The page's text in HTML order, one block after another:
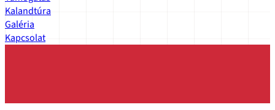
Kalandtúra
Galéria
Kapcsolat